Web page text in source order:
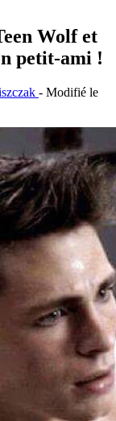
Wolf et
petit-ami !
- Modifié le